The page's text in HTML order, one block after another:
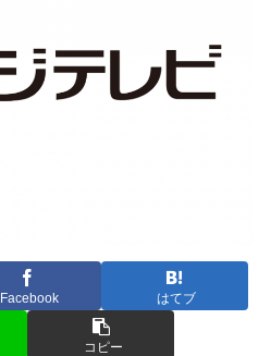
Facebook はてブ
コピー